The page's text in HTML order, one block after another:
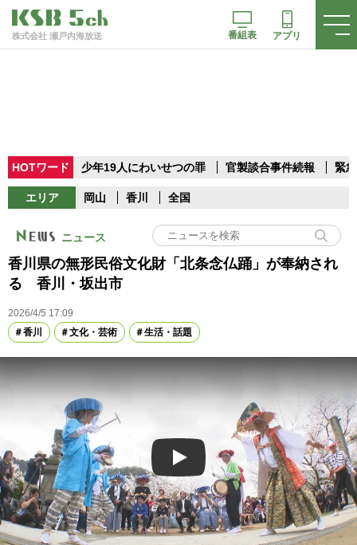
株式会社 瀬戸内海放送 番組表 アプリ
HOTワード 少年19人にわいせつの罪 官製談合事件続報 緊
エリア 岡山 香川 全国
ニュース
香川県の無形民俗文化財「北条念仏踊」が奉納され
る 香川・坂出市
2026/4/5 17:09
香川
文化・芸術 生活・話題
Play